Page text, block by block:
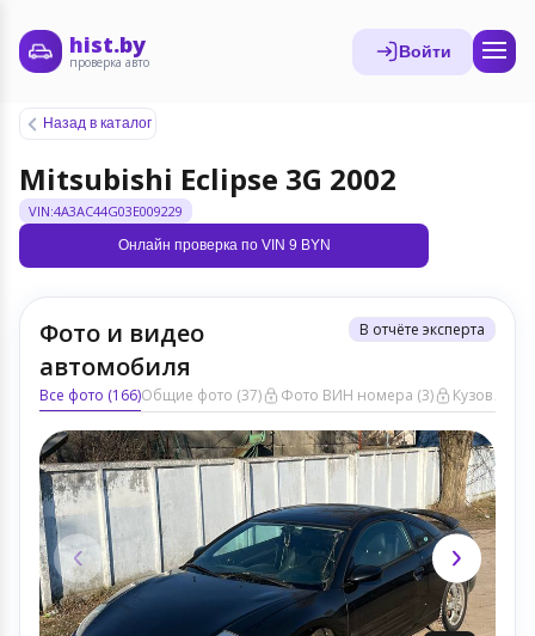
hist.by
проверка авто
Войти
Назад в каталог
Mitsubishi Eclipse 3G 2002
VIN:4A3AC44G03E009229
Онлайн проверка по VIN 9 BYN
Фото и видео
автомобиля
В отчёте эксперта
Все фото (166)Общие фото (37) Фото ВИН номера (3) Кузов ЛКП